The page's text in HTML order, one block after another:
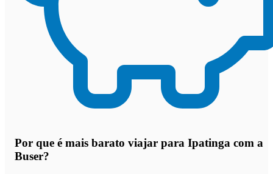
Por que é mais barato viajar para Ipatinga com a
Buser?